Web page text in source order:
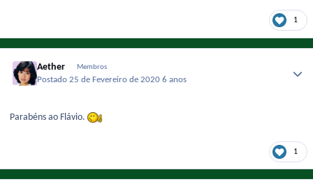
1
Aether Membros
Postado25 de Fevereiro de 20206 anos
Parabéns ao Flávio.
1